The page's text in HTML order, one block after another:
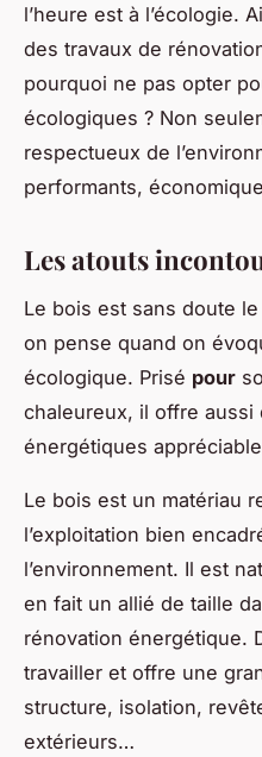
l’heure est à l’écologie.
des travaux de
pourquoi ne pas opter
écologiques ? Non
respectueux de
performants,
Les atouts
Le bois est sans doute
on pense quand on
écologique. Prisé pour
chaleureux, il offre aussi
énergétiques
Le bois est un matériau
l’exploitation bien
l’environnement. Il est
en fait un allié de taille
rénovation énergétique.
travailler et offre une
structure, isolation,
extérieurs…